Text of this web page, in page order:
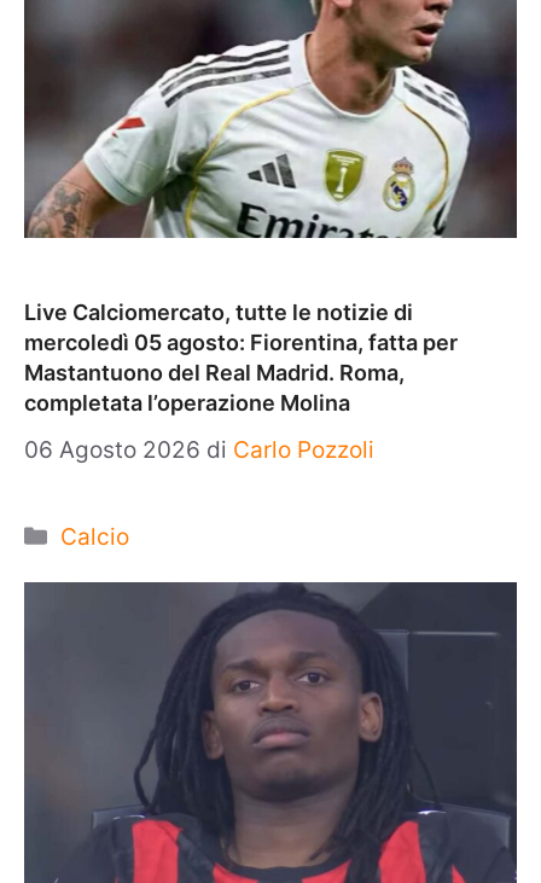
Live Calciomercato, tutte le notizie di
mercoledì 05 agosto: Fiorentina, fatta per
Mastantuono del Real Madrid. Roma,
completata l’operazione Molina
06 Agosto 2026 di Carlo Pozzoli
Categorie
Calcio